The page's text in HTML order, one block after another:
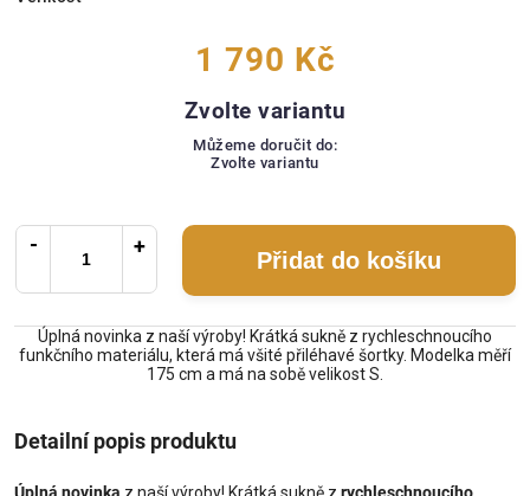
1 790 Kč
Zvolte variantu
Můžeme doručit do:
Zvolte variantu
Přidat do košíku
Úplná novinka z naší výroby! Krátká sukně z rychleschnoucího
funkčního materiálu, která má všité přiléhavé šortky. Modelka měří
175 cm a má na sobě velikost S.
Detailní popis produktu
Úplná novinka z naší výroby! Krátká sukně z rychleschnoucího